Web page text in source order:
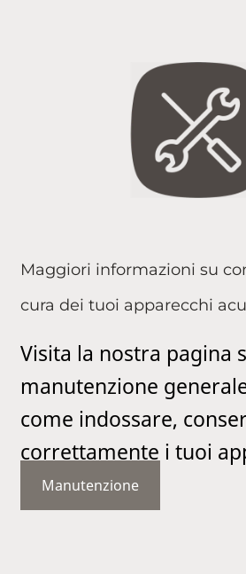
Maggiori informazioni su
cura dei tuoi apparecchi
Visita la nostra pagina
manutenzione
come indossare,
correttamente i tuoi
acustici.
Manutenzione